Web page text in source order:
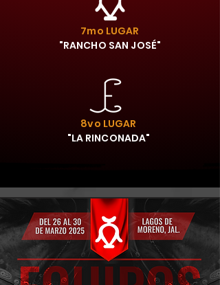
7mo LUGAR
"RANCHO SAN JOSÉ"
8vo LUGAR
"LA RINCONADA"